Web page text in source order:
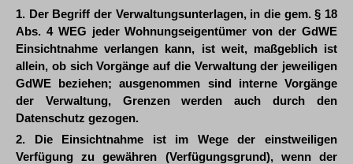
1. Der Begriff der Verwaltungsunterlagen, in die gem. § 18
Abs. 4 WEG jeder Wohnungseigentümer von der GdWE
Einsichtnahme verlangen kann, ist weit, maßgeblich ist
allein, ob sich Vorgänge auf die Verwaltung der jeweiligen
GdWE beziehen; ausgenommen sind interne Vorgänge
der Verwaltung, Grenzen werden auch durch den
Datenschutz gezogen.
2. Die Einsichtnahme ist im Wege der einstweiligen
Verfügung zu gewähren (Verfügungsgrund), wenn der